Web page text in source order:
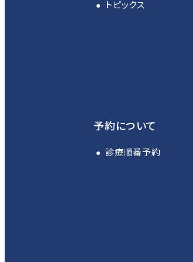
トピックス
予約について
診療順番予約